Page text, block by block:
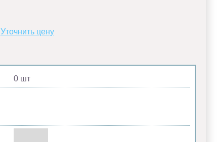
Уточнить цену
0 шт